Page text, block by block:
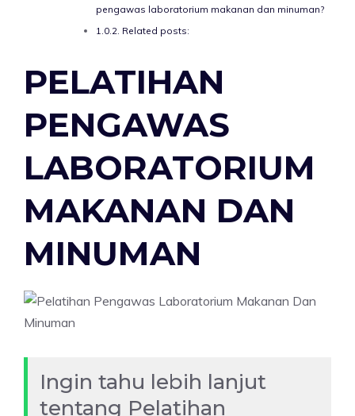
pengawas laboratorium makanan dan minuman?
Related posts:
PELATIHAN
PENGAWAS
LABORATORIUM
MAKANAN DAN
MINUMAN
Ingin tahu lebih lanjut
tentang Pelatihan